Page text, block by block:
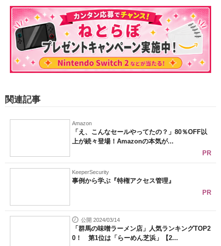
関連記事
Amazon
「え、こんなセールやってたの？」80％OFF以
上が続々登場！Amazonの本気が...
PR
KeeperSecurity
事例から学ぶ『特権アクセス管理』
PR
公開 2024/03/14
「群馬の味噌ラーメン店」人気ランキングTOP2
0！ 第1位は「らーめん芝浜」【2...